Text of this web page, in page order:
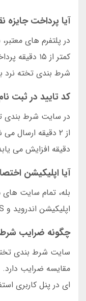
آیا پرداخت
کمتر از ۱۵
شرط بندی تخته نرد
کد تایید در ثبت
در سایت شرط بندی
دقیقه افزایش می
آیا اپلیکیشن
بله، تمام سایت
اپلیکیشن اندروید و iOS دارند که قابلیت ضدفیلتر دارند.
چگونه ضرایب شرط
سایت شرط بندی
مقایسه ضرایب
ای در پنل کاربری